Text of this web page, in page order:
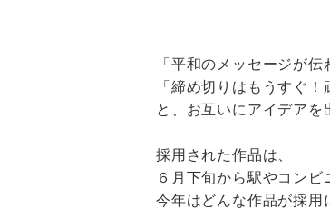
「平和のメッセージが伝
「締め切りはもうすぐ！
と、お互いにアイデアを
採用された作品は、
６月下旬から駅やコン
今年はどんな作品が採用